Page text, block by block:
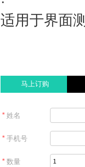
适用于界面
马上订购
＊ 姓名
＊ 手机号
＊ 数量